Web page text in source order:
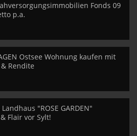
Fonds 09
p.a.
Ostsee Wohnung kaufen mit
Rendite
"ROSE GARDEN"
Flair vor Sylt!